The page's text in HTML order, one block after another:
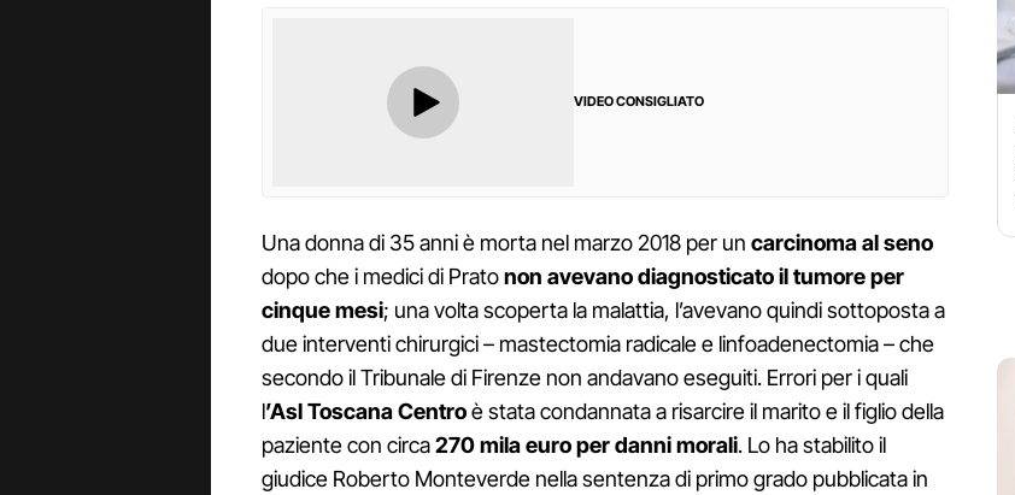
VIDEO CONSIGLIATO
Una donna di 35 anni è morta nel marzo 2018 per un carcinoma al seno
dopo che i medici di Pratonon avevano diagnosticato il tumore per
cinque mesi; una volta scoperta la malattia, l’avevano quindi sottoposta a
due interventi chirurgici – mastectomia radicale e linfoadenectomia – che
secondo il Tribunale di Firenze non andavano eseguiti. Errori per i quali
l’Asl Toscana Centroè stata condannata a risarcire il marito e il figlio della
paziente con circa270 mila euro per danni morali. Lo ha stabilito il
giudice Roberto Monteverde nella sentenza di primo grado pubblicata in